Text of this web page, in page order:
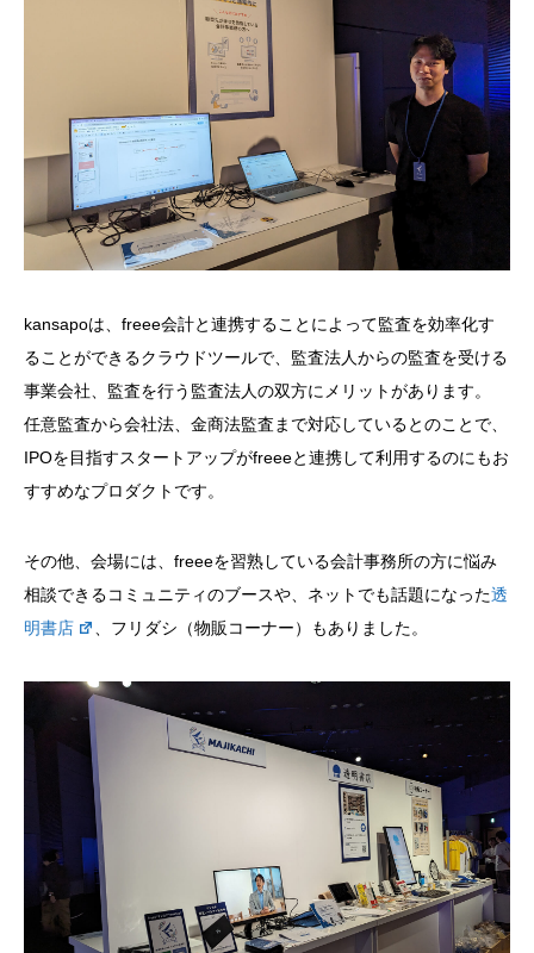
kansapoは、freee会計と連携することによって監査を効率化す
ることができるクラウドツールで、監査法人からの監査を受ける
事業会社、監査を行う監査法人の双方にメリットがあります。
任意監査から会社法、金商法監査まで対応しているとのことで、
IPOを目指すスタートアップがfreeeと連携して利用するのにもお
すすめなプロダクトです。
その他、会場には、freeeを習熟している会計事務所の方に悩み
相談できるコミュニティのブースや、ネットでも話題になった透
明書店
、フリダシ（物販コーナー）もありました。